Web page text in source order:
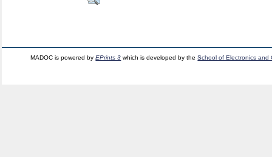
MADOC is powered byEPrints 3 which is developed by theSchool of Electronics and